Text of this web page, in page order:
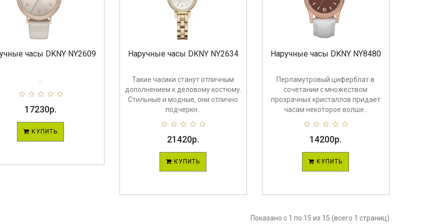
часы DKNY NY2609
17230р.
КУПИТЬ
Наручные часы DKNY NY2634
Такие часики станут отличным
дополнением к деловому костюму.
Стильные и модные, они отлично
подчеркн..
21420р.
КУПИТЬ
Наручные часы DKNY NY8480
Перламутровый циферблат в
сочетании с множеством
прозрачных кристаллов придает
часам некоторое волше..
14200р.
КУПИТЬ
Показано с 1 по 15 из 15 (всего 1 страниц)